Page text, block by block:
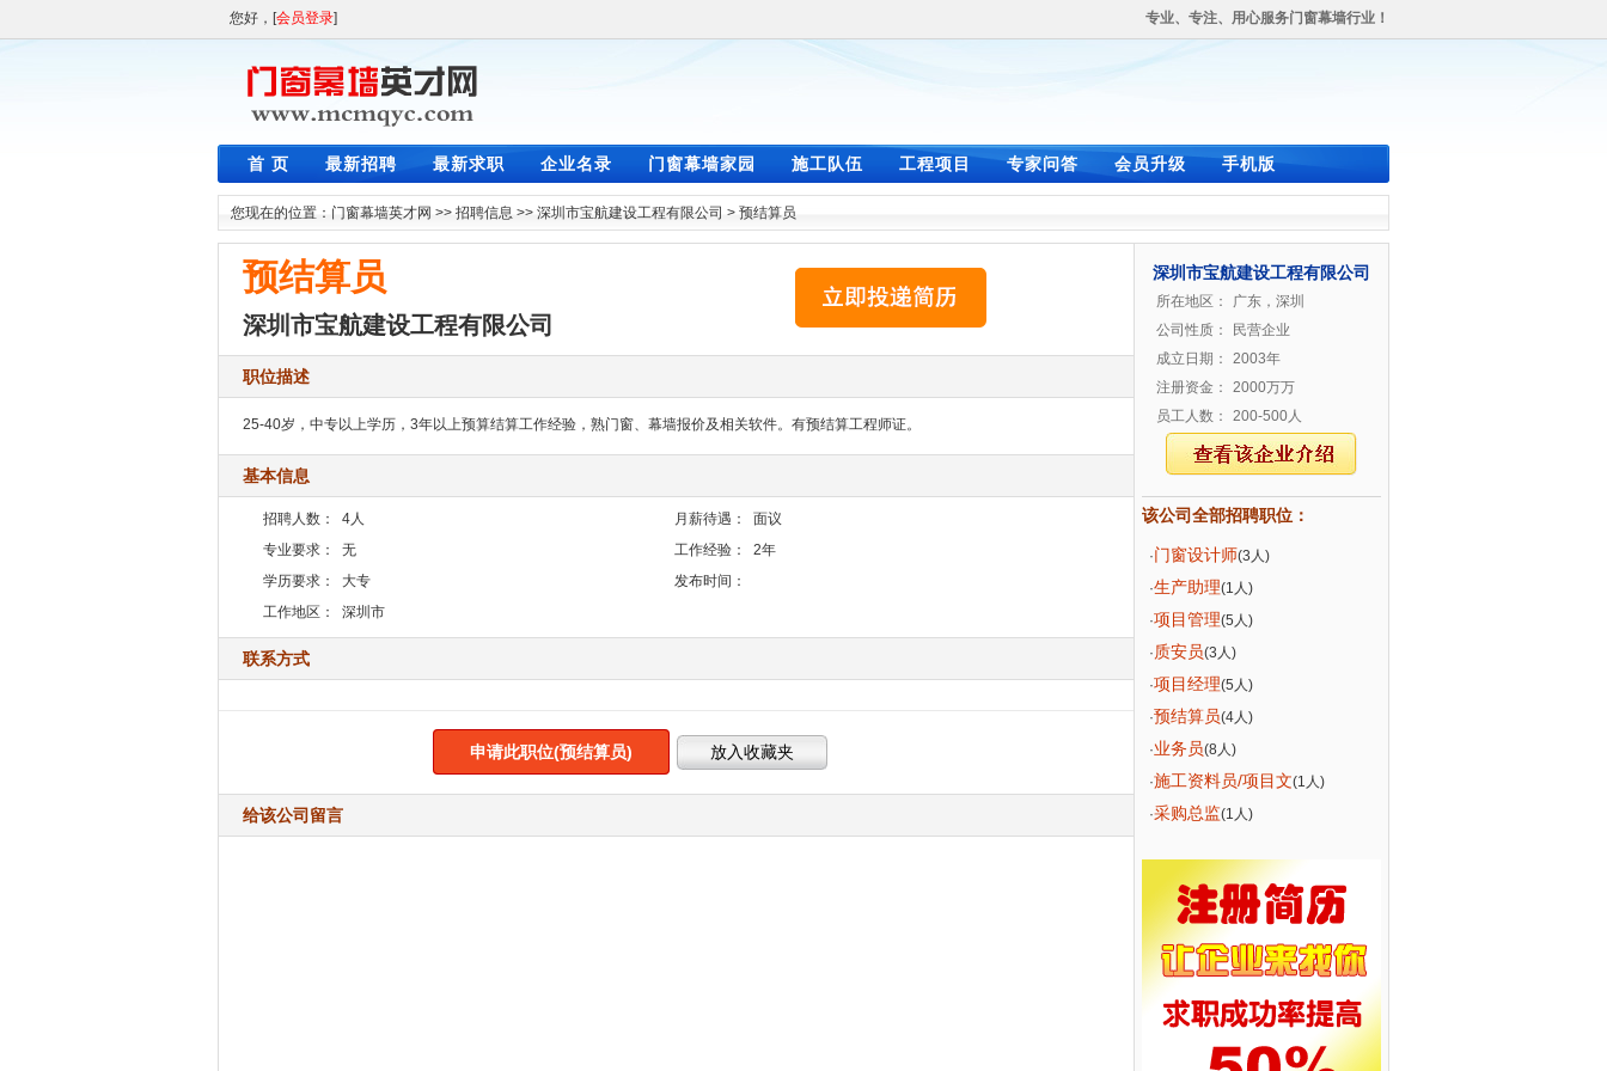
您好，[会员登录] 专业、专注、用心服务门窗幕墙行业！
首 页 最新招聘 最新求职 企业名录 门窗幕墙家园 施工队伍 工程项目 专家问答 会员升级 手机版
您现在的位置： 门窗幕墙英才网 >> 招聘信息 >> 深圳市宝航建设工程有限公司 > 预结算员
预结算员
深圳市宝航建设工程有限公司
职位描述
25-40岁，中专以上学历，3年以上预算结算工作经验，熟门窗、幕墙报价及相关软件。有预结算工程师证。
基本信息
招聘人数： 4人 月薪待遇：
面议
专业要求：
无 工作经验：
2年
学历要求：
大专
发布时间：
工作地区：
深圳市
联系方式
申请此职位(预结算员)
给该公司留言
深圳市宝航建设工程有限公司
所在地区：
广东，深圳
公司性质：
民营企业
成立日期：
2003年
注册资金：
2000万万
员工人数：
200-500人
该公司全部招聘职位：
·门窗设计师(3人)
·生产助理(1人)
·项目管理(5人)
· 质安员(3人)
·项目经理(5人)
·预结算员(4人)
·业务员(8人)
·施工资料员/项目文(1人)
·采购总监(1人)